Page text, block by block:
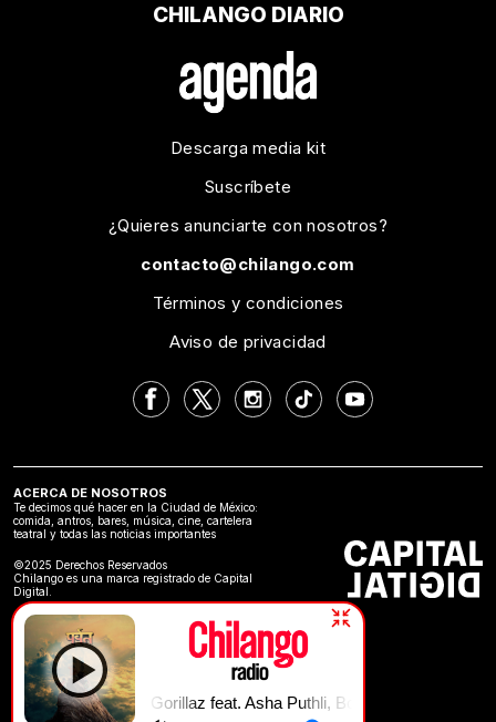
Dave Jolicoeur, Jalen Ngonda, Black Thought | The Moon
CHILANGO DIARIO
Descarga media kit
Suscríbete
¿Quieres anunciarte con nosotros?
contacto@chilango.com
Términos y condiciones
Aviso de privacidad
ACERCA DE NOSOTROS
Te decimos qué hacer en la Ciudad de México:
comida, antros, bares, música, cine, cartelera
teatral y todas las noticias importantes
©2025 Derechos Reservados
Chilango es una marca registrado de Capital
Digital.